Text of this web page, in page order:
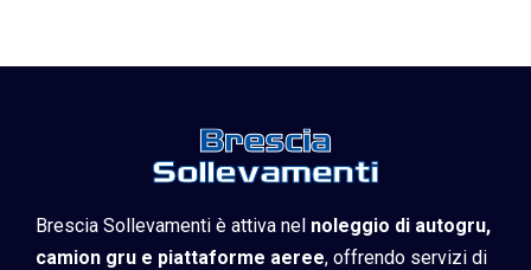
Brescia Sollevamenti è attiva nel noleggio di autogru,
camion gru e piattaforme aeree, offrendo servizi di